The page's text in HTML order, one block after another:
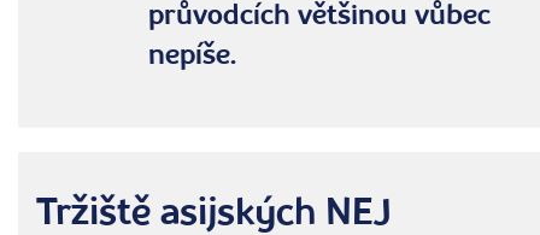
průvodcích většinou vůbec
nepíše.
Tržiště asijských NEJ